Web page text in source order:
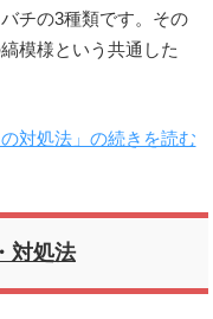
チの3種類です。その
模様という共通した
対処法」の続きを読む
対処法